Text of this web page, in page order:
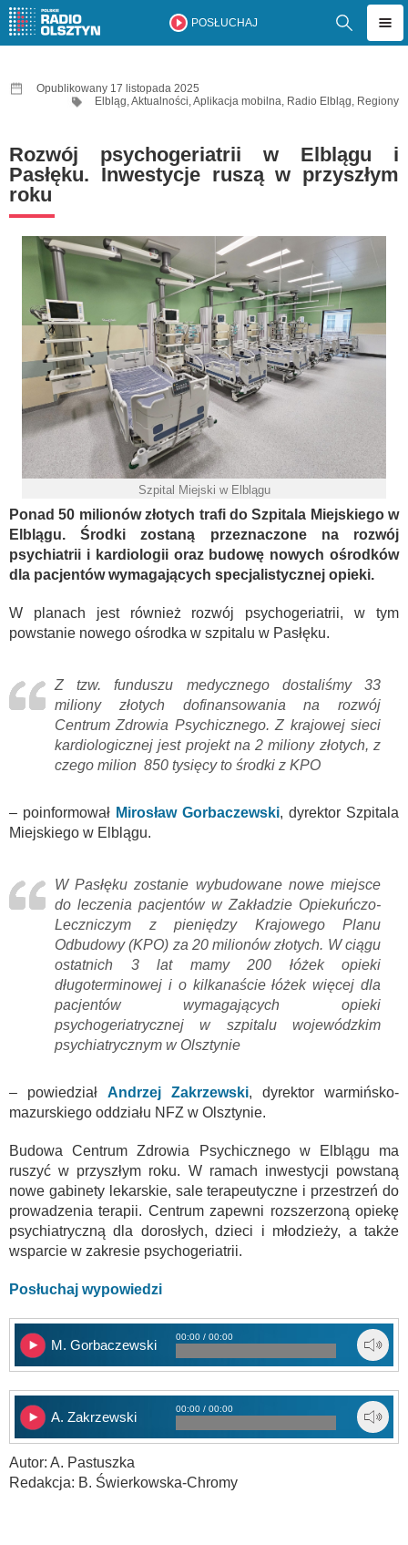
POSŁUCHAJ
Opublikowany 17 listopada 2025
Elbląg,Aktualności,Aplikacja mobilna, Radio Elbląg, Regiony
Rozwój psychogeriatrii w Elblągu i
Pasłęku. Inwestycje ruszą w przyszłym
roku
Szpital Miejski w Elblągu
Ponad 50 milionów złotych trafi do Szpitala Miejskiego w
Elblągu. Środki zostaną przeznaczone na rozwój
psychiatrii i kardiologii oraz budowę nowych ośrodków
dla pacjentów wymagających specjalistycznej opieki.
W planach jest również rozwój psychogeriatrii, w tym
powstanie nowego ośrodka w szpitalu w Pasłęku.
Z tzw. funduszu medycznego dostaliśmy 33
miliony złotych dofinansowania na rozwój
Centrum Zdrowia Psychicznego. Z krajowej sieci
kardiologicznej jest projekt na 2 miliony złotych, z
czego milion 850 tysięcy to środki z KPO
– poinformował Mirosław Gorbaczewski, dyrektor Szpitala
Miejskiego w Elblągu.
W Pasłęku zostanie wybudowane nowe miejsce
do leczenia pacjentów w Zakładzie Opiekuńczo-
Leczniczym z pieniędzy Krajowego Planu
Odbudowy (KPO) za 20 milionów złotych. W ciągu
ostatnich 3 lat mamy 200 łóżek opieki
długoterminowej i o kilkanaście łóżek więcej dla
pacjentów wymagających opieki
psychogeriatrycznej w szpitalu wojewódzkim
psychiatrycznym w Olsztynie
– powiedział Andrzej Zakrzewski, dyrektor warmińsko-
mazurskiego oddziału NFZ w Olsztynie.
Budowa Centrum Zdrowia Psychicznego w Elblągu ma
ruszyć w przyszłym roku. W ramach inwestycji powstaną
nowe gabinety lekarskie, sale terapeutyczne i przestrzeń do
prowadzenia terapii. Centrum zapewni rozszerzoną opiekę
psychiatryczną dla dorosłych, dzieci i młodzieży, a także
wsparcie w zakresie psychogeriatrii.
Posłuchaj wypowiedzi
M. Gorbaczewski
00:00 / 00:00
A. Zakrzewski
00:00 / 00:00
Autor: A. Pastuszka
Redakcja: B. Świerkowska-Chromy